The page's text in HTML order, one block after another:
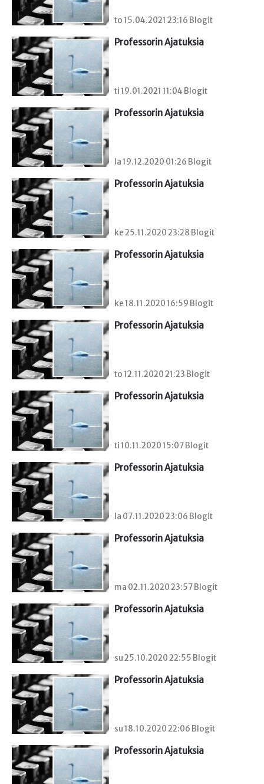
to 15.04.2021 23:16 Blogit
Professorin Ajatuksia
ti 19.01.2021 11:04 Blogit
Professorin Ajatuksia
la 19.12.2020 01:26 Blogit
Professorin Ajatuksia
ke 25.11.2020 23:28 Blogit
Professorin Ajatuksia
ke 18.11.2020 16:59 Blogit
Professorin Ajatuksia
to 12.11.2020 21:23 Blogit
Professorin Ajatuksia
ti 10.11.2020 15:07 Blogit
Professorin Ajatuksia
la 07.11.2020 23:06 Blogit
Professorin Ajatuksia
ma 02.11.2020 23:57 Blogit
Professorin Ajatuksia
su 25.10.2020 22:55 Blogit
Professorin Ajatuksia
su 18.10.2020 22:06 Blogit
Professorin Ajatuksia